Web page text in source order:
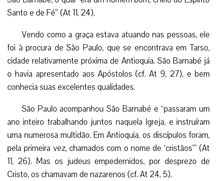
Santo e de Fé” (At 11, 24).
Vendo como a graça estava atuando nas pessoas, ele
foi à procura de São Paulo, que se encontrava em Tarso,
cidade relativamente próxima de Antioquia. São Barnabé já
o havia apresentado aos Apóstolos (cf. At 9, 27), e bem
conhecia suas excelentes qualidades.
São Paulo acompanhou São Barnabé e “passaram um
ano inteiro trabalhando juntos naquela Igreja, e instruíram
uma numerosa multidão. Em Antioquia, os discípulos foram,
pela primeira vez, chamados com o nome de ‘cristãos’” (At
11, 26). Mas os judeus empedernidos, por desprezo de
Cristo, os chamavam de nazarenos (cf. At 24, 5).